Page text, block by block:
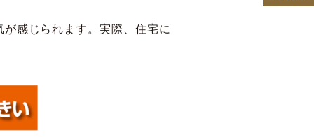
感じられます。実際、住宅に